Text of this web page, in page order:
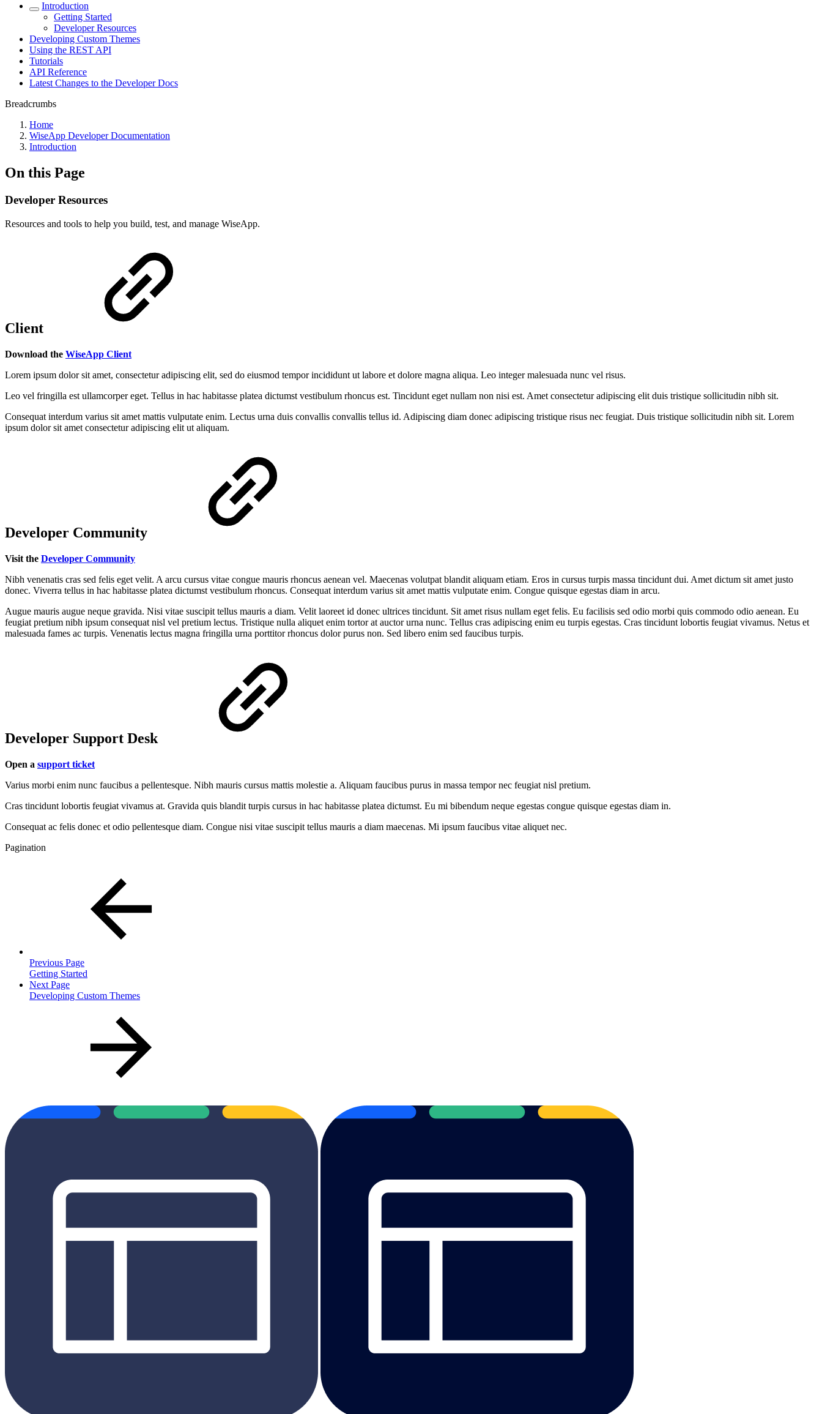
Introduction
Getting Started
Developer Resources
Developing Custom Themes
Using the REST API
Tutorials
API Reference
Latest Changes to the Developer Docs
Breadcrumbs
Home
WiseApp Developer Documentation
Introduction
On this Page
Developer Resources
Resources and tools to help you build, test, and manage WiseApp.
Client
Download the WiseApp Client
Lorem ipsum dolor sit amet, consectetur adipiscing elit, sed do eiusmod tempor incididunt ut labore et dolore magna aliqua. Leo integer malesuada nunc vel risus.
Leo vel fringilla est ullamcorper eget. Tellus in hac habitasse platea dictumst vestibulum rhoncus est. Tincidunt eget nullam non nisi est. Amet consectetur adipiscing elit duis tristique sollicitudin nibh sit.
Consequat interdum varius sit amet mattis vulputate enim. Lectus urna duis convallis convallis tellus id. Adipiscing diam donec adipiscing tristique risus nec feugiat. Duis tristique sollicitudin nibh sit. Lorem
ipsum dolor sit amet consectetur adipiscing elit ut aliquam.
Developer Community
Visit the Developer Community
Nibh venenatis cras sed felis eget velit. A arcu cursus vitae congue mauris rhoncus aenean vel. Maecenas volutpat blandit aliquam etiam. Eros in cursus turpis massa tincidunt dui. Amet dictum sit amet justo
donec. Viverra tellus in hac habitasse platea dictumst vestibulum rhoncus. Consequat interdum varius sit amet mattis vulputate enim. Congue quisque egestas diam in arcu.
Augue mauris augue neque gravida. Nisi vitae suscipit tellus mauris a diam. Velit laoreet id donec ultrices tincidunt. Sit amet risus nullam eget felis. Eu facilisis sed odio morbi quis commodo odio aenean. Eu
feugiat pretium nibh ipsum consequat nisl vel pretium lectus. Tristique nulla aliquet enim tortor at auctor urna nunc. Tellus cras adipiscing enim eu turpis egestas. Cras tincidunt lobortis feugiat vivamus. Netus et
malesuada fames ac turpis. Venenatis lectus magna fringilla urna porttitor rhoncus dolor purus non. Sed libero enim sed faucibus turpis.
Developer Support Desk
Open a support ticket
Varius morbi enim nunc faucibus a pellentesque. Nibh mauris cursus mattis molestie a. Aliquam faucibus purus in massa tempor nec feugiat nisl pretium.
Cras tincidunt lobortis feugiat vivamus at. Gravida quis blandit turpis cursus in hac habitasse platea dictumst. Eu mi bibendum neque egestas congue quisque egestas diam in.
Consequat ac felis donec et odio pellentesque diam. Congue nisi vitae suscipit tellus mauris a diam maecenas. Mi ipsum faucibus vitae aliquet nec.
Pagination
Previous Page
Getting Started
Next Page
Developing Custom Themes